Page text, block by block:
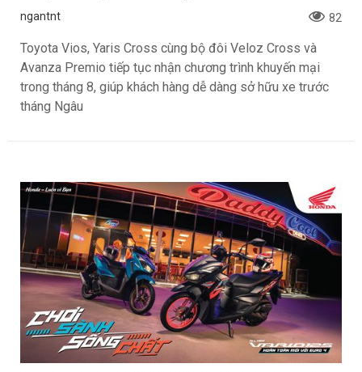
ngantnt 82
Toyota Vios, Yaris Cross cùng bộ đôi Veloz Cross và
Avanza Premio tiếp tục nhận chương trình khuyến mại
trong tháng 8, giúp khách hàng dễ dàng sở hữu xe trước
tháng Ngâu